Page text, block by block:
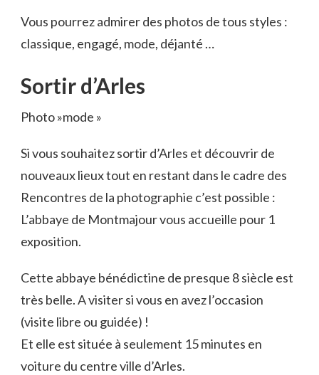
Vous pourrez admirer des photos de tous styles :
classique, engagé, mode, déjanté …
Sortir d’Arles
Photo »mode »
Si vous souhaitez sortir d’Arles et découvrir de
nouveaux lieux tout en restant dans le cadre des
Rencontres de la photographie c’est possible :
L’abbaye de Montmajour vous accueille pour 1
exposition.
Cette abbaye bénédictine de presque 8 siècle est
très belle. A visiter si vous en avez l’occasion
(visite libre ou guidée) !
Et elle est située à seulement 15 minutes en
voiture du centre ville d’Arles.